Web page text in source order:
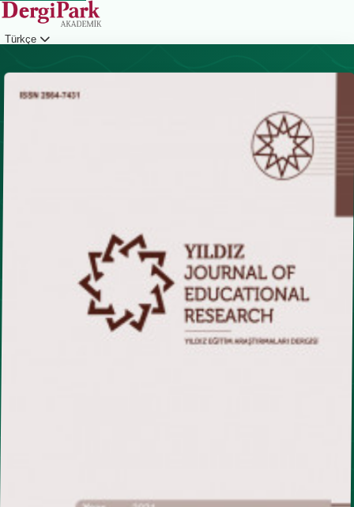
Türkçe